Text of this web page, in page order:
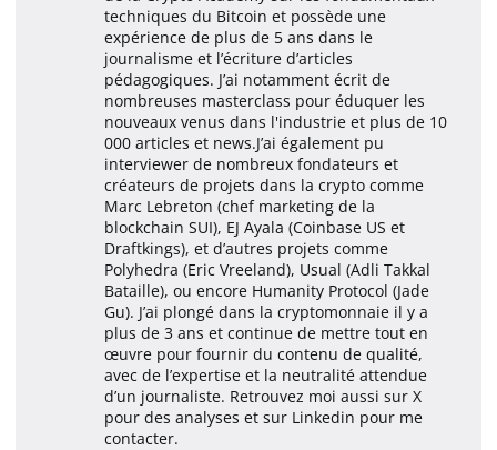
techniques du Bitcoin et possède une
expérience de plus de 5 ans dans le
journalisme et l’écriture d’articles
pédagogiques. J’ai notamment écrit de
nombreuses masterclass pour éduquer les
nouveaux venus dans l'industrie et plus de 10
000 articles et news.J’ai également pu
interviewer de nombreux fondateurs et
créateurs de projets dans la crypto comme
Marc Lebreton (chef marketing de la
blockchain SUI), EJ Ayala (Coinbase US et
Draftkings), et d’autres projets comme
Polyhedra (Eric Vreeland), Usual (Adli Takkal
Bataille), ou encore Humanity Protocol (Jade
Gu). J’ai plongé dans la cryptomonnaie il y a
plus de 3 ans et continue de mettre tout en
œuvre pour fournir du contenu de qualité,
avec de l’expertise et la neutralité attendue
d’un journaliste. Retrouvez moi aussi sur X
pour des analyses et sur Linkedin pour me
contacter.